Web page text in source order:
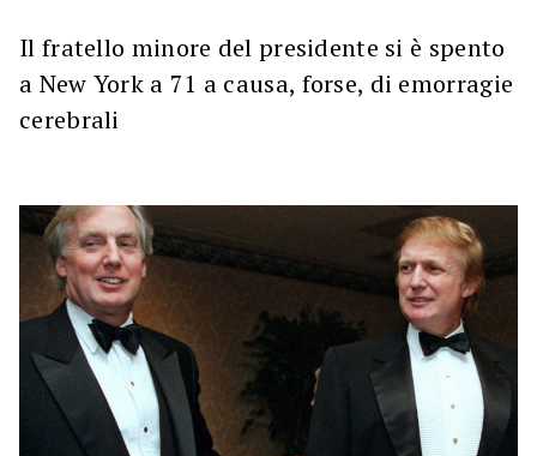
Il fratello minore del presidente si è spento
a New York a 71 a causa, forse, di emorragie
cerebrali